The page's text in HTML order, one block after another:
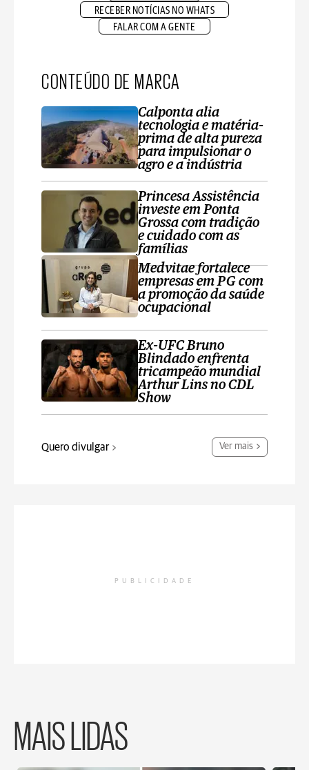
RECEBER NOTÍCIAS NO WHATS
FALAR COM A GENTE
CONTEÚDO DE MARCA
Calponta alia
tecnologia e matéria-
prima de alta pureza
para impulsionar o
agro e a indústria
Princesa Assistência
investe em Ponta
Grossa com tradição
e cuidado com as
famílias
Medvitae fortalece
empresas em PG com
a promoção da saúde
ocupacional
Ex-UFC Bruno
Blindado enfrenta
tricampeão mundial
Arthur Lins no CDL
Show
Quero divulgar Ver mais
PUBLICIDADE
MAIS LIDAS